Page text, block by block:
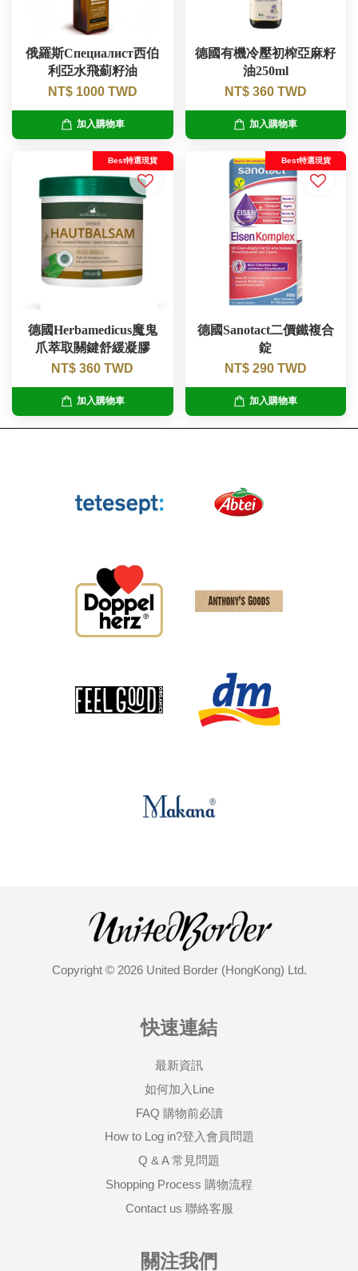
俄羅斯Специалист西伯
利亞水飛薊籽油
NT$ 1000 TWD
加入購物車
德國有機冷壓初榨亞麻籽
油250ml
NT$ 360 TWD
加入購物車
Best特選現貨
德國Herbamedicus魔鬼
爪萃取關鍵舒緩凝膠
NT$ 360 TWD
加入購物車
Best特選現貨
德國Sanotact二價鐵複合
錠
NT$ 290 TWD
加入購物車
Copyright © 2026 United Border (HongKong) Ltd.
快速連結
最新資訊
如何加入Line
FAQ 購物前必讀
How to Log in?登入會員問題
Q & A 常見問題
Shopping Process 購物流程
Contact us 聯絡客服
關注我們